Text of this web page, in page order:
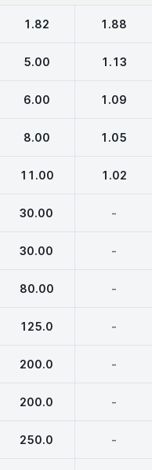
1.82 1.88
5.00 1.13
6.00 1.09
8.00 1.05
11.00 1.02
30.00 -
30.00 -
80.00 -
125.0 -
200.0 -
200.0 -
250.0 -